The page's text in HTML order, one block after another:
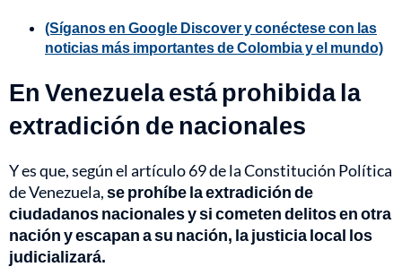
(Síganos en Google Discover y conéctese con las
noticias más importantes de Colombia y el mundo)
En Venezuela está prohibida la
extradición de nacionales
Y es que, según el artículo 69 de la Constitución Política
de Venezuela,se prohíbe la extradición de
ciudadanos nacionales y si cometen delitos en otra
nación y escapan a su nación, la justicia local los
judicializará.